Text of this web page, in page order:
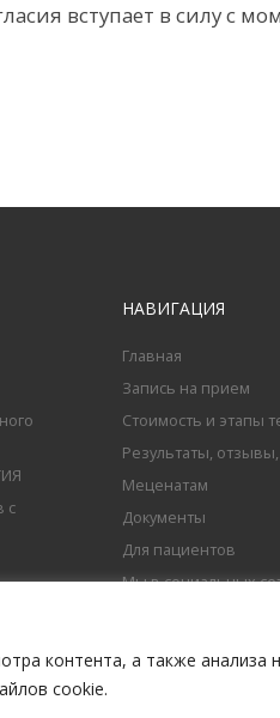
контента, а также анализа
cookie.
вступает в силу с
с
НАВИГАЦИЯ
Главная
Запись на прием
Стоимость и этапы
Результаты,
Меценатам
Документы
Для пациентов
Мы в социальных